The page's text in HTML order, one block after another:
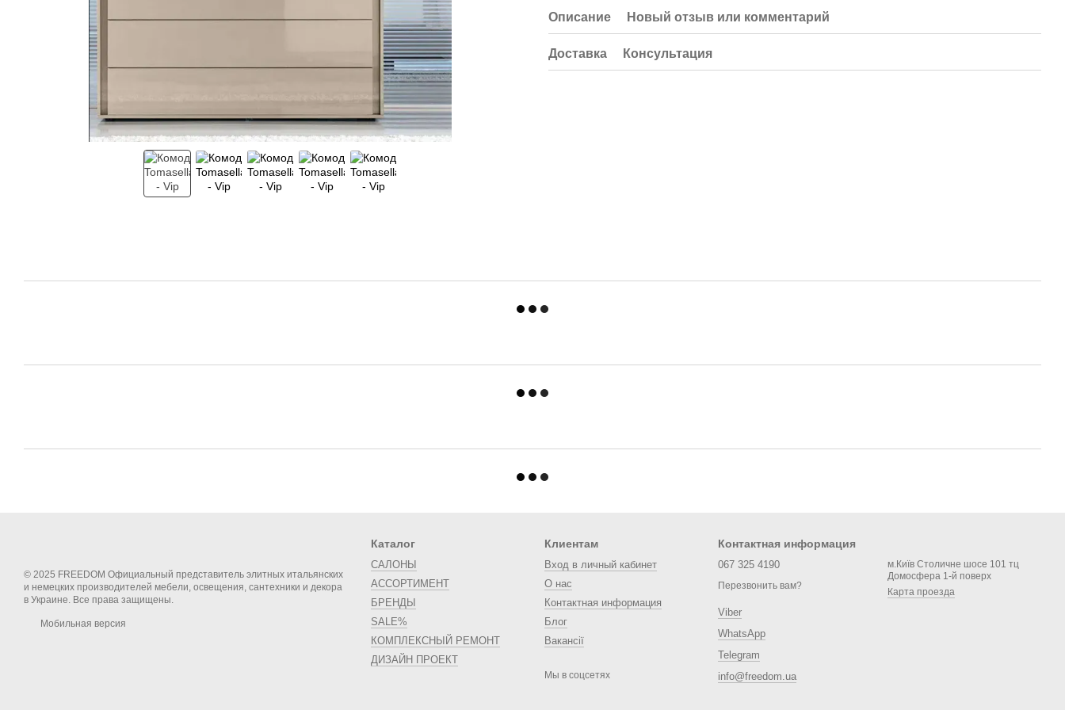
Описание Новый отзыв или комментарий
Доставка Консультация
© 2025 FREEDOM Официальный представитель элитных итальянских
и немецких производителей мебели, освещения, сантехники и декора
в Украине. Все права защищены.
Мобильная версия
Каталог
САЛОНЫ
АССОРТИМЕНТ
БРЕНДЫ
SALE%
КОМПЛЕКСНЫЙ РЕМОНТ
ДИЗАЙН ПРОЕКТ
Клиентам
Вход в личный кабинет
О нас
Контактная информация
Блог
Вакансії
Мы в соцсетях
Контактная информация
067 325 4190
Перезвонить вам?
Viber
WhatsApp
Telegram
info@freedom.ua
м.Київ Столичне шосе 101 тц
Домосфера 1-й поверх
Карта проезда